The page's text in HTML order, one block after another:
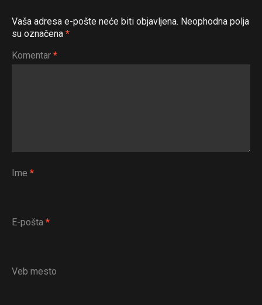
Vaša adresa e-pošte neće biti objavljena. Neophodna polja
su označena *
Komentar *
Ime *
E-pošta *
Veb mesto